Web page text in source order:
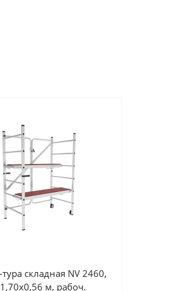
6/2 (база КПП)или по
счет при онлайн
складная NV 2460,
м, рабоч.